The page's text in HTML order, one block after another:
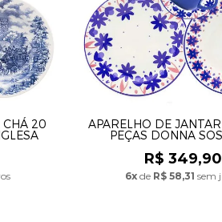
CHÁ 20
APARELHO DE
PEÇAS DONNA
R$ 349,90
6xde R$ 58,31 sem